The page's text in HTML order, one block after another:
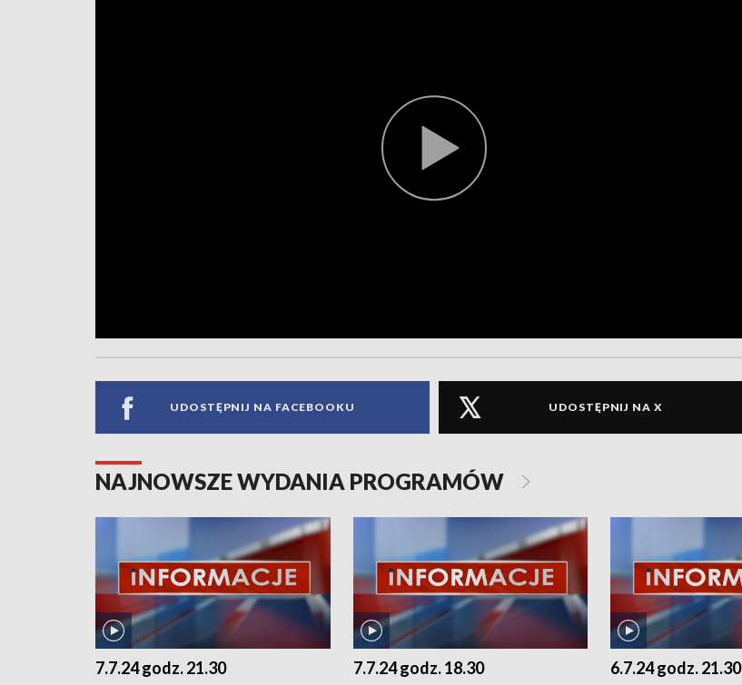
UDOSTĘPNIJ NA FACEBOOKU UDOSTĘPNIJ NA X
NAJNOWSZE WYDANIA PROGRAMÓW
7.7.24 godz. 21.30 7.7.24 godz. 18.30 6.7.24 godz. 21.30